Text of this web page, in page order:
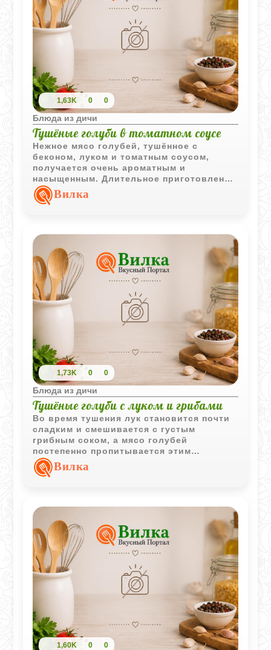
1,63K 0 0
Блюда из дичи
Тушёные голуби в томатном соусе
Нежное мясо голубей, тушённое с
беконом, луком и томатным соусом,
получается очень ароматным и
насыщенным. Длительное приготовление
делает птицу мягкой и особенно сочной.
Вилка
1,73K 0 0
Блюда из дичи
Тушёные голуби с луком и грибами
Во время тушения лук становится почти
сладким и смешивается с густым
грибным соком, а мясо голубей
постепенно пропитывается этим
ароматом. Простое сочетание продуктов
делает блюдо особенно домашним и
Вилка
1,60K 0 0